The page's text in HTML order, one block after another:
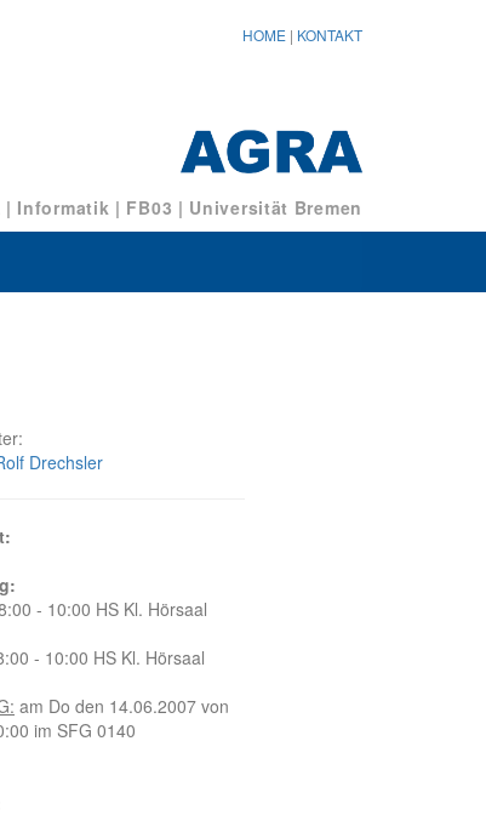
HOME | KONTAKT
| Informatik | FB03 | Universität Bremen
Drechsler
- 10:00 HS Kl. Hörsaal
- 10:00 HS Kl. Hörsaal
am Do den 14.06.2007 von
im SFG 0140